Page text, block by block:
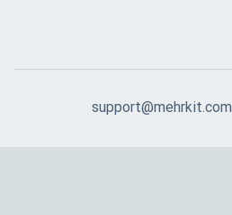
support@mehrkit.com